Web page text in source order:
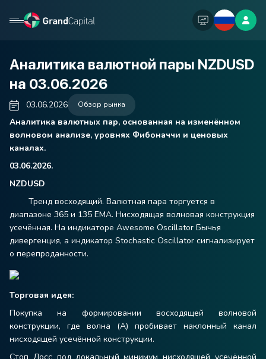
Аналитика валютной пары NZDUSD
на 03.06.2026
03.06.2026 Обзор рынка
Аналитика валютных пар, основанная на изменённом
волновом анализе, уровнях Фибоначчи и ценовых
каналах.
03.06.2026.
NZDUSD
Тренд восходящий. Валютная пара торгуется в
диапазоне 365 и 135 ЕМА. Нисходящая волновая конструкция
усечённая. На индикаторе Awesome Oscillator Бычья
дивергенция, а индикатор Stochastic Oscillator сигнализирует
о перепроданности.
Торговая идея:
Покупка на формировании восходящей волновой
конструкции, где волна (А) пробивает наклонный канал
нисходящей усечённой конструкции.